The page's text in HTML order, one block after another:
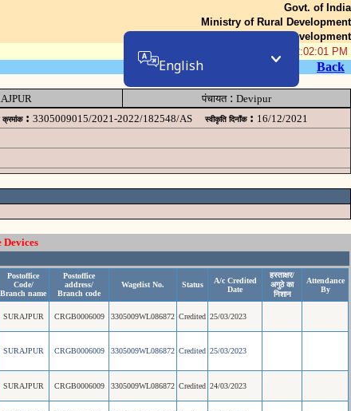
Govt. of India
Ministry of Rural Development
Department of Rural Development
08-Aug-2026 02:02:01 PM
Back
पंचायत: Devipur
क्रमांक : 3305009015/2021-2022/182548/AS स्वीकृति दिनॉंक : 16/12/2021
Postoffice
Code/
Branch name
Postoffice
address/
Branch code
Wagelist No. Status
A/c Credited
Date
हस्ताक्षर/
अगुठे का
निशान
Attendance
By
SURAJPUR CRGB0006009 3305009WL086872 Credited 25/03/2023
SURAJPUR CRGB0006009 3305009WL086872 Credited 25/03/2023
SURAJPUR CRGB0006009 3305009WL086872 Credited 24/03/2023
English